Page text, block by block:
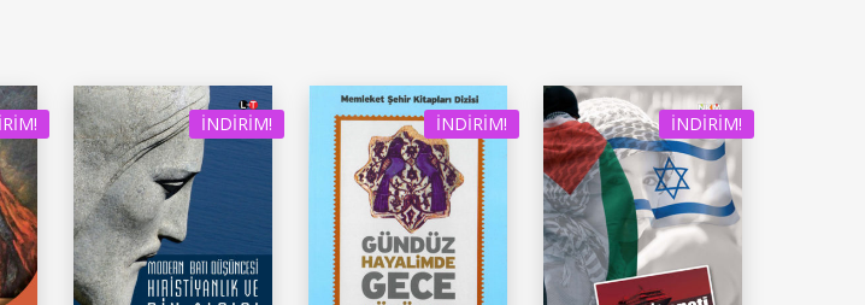
İNDIRIM! İNDIRIM! İNDIRIM!